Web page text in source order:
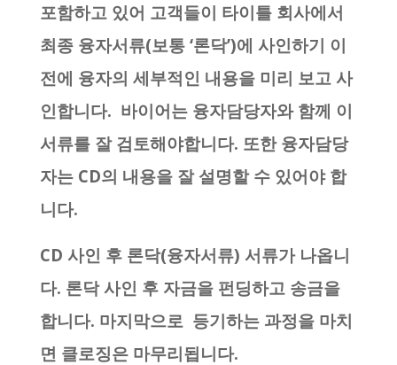
포함하고 있어 고객들이 타이틀 회사에서
최종 융자서류(보통 ‘론닥’)에 사인하기 이
전에 융자의 세부적인 내용을 미리 보고 사
인합니다. 바이어는 융자담당자와 함께 이
서류를 잘 검토해야합니다. 또한 융자담당
자는 CD의 내용을 잘 설명할 수 있어야 합
니다.
CD 사인 후 론닥(융자서류) 서류가 나옵니
다. 론닥 사인 후 자금을 펀딩하고 송금을
합니다. 마지막으로 등기하는 과정을 마치
면 클로징은 마무리됩니다.